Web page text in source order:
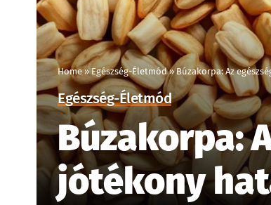
Home»Egészség-Életmód»Búzakorpa: Az
Egészség-Életmód
Búzakorpa:
jótékony